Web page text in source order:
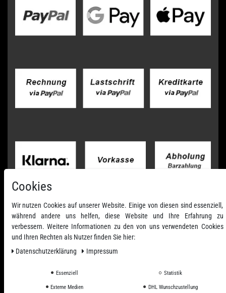
Alle Preise inkl. ges. MwSt. zzgl. Versandkosten
Cookies
Wir nutzen Cookies auf unserer Website. Einige von diesen sind essenziell,
während andere uns helfen, diese Website und Ihre Erfahrung zu
verbessern. Weitere Informationen zu den von uns verwendeten Cookies
und Ihren Rechten als Nutzer finden Sie hier:
Daten­schutz­erklärung
Impressum
Essenziell Statistik
Externe Medien DHL Wunschzustellung